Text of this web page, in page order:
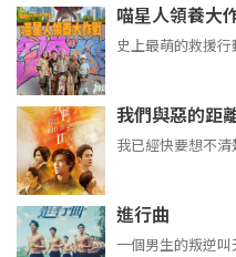
喵星人領養大
史上最萌的救援行
我們與惡的距
我已經快要想不
進行曲
一個男生的叛逆